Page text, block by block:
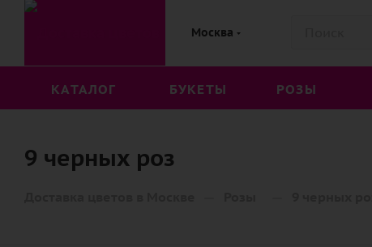
Москва
КАТАЛОГ БУКЕТЫ РОЗЫ
9 черных роз